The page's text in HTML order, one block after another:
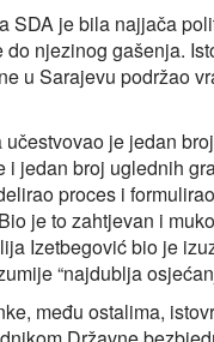
je bila najjača
njezinog gašenja.
u Sarajevu podržao
je jedan
i jedan broj uglednih
proces i
je to zahtjevan i
Izetbegović bio je
“najdublja
među ostalima,